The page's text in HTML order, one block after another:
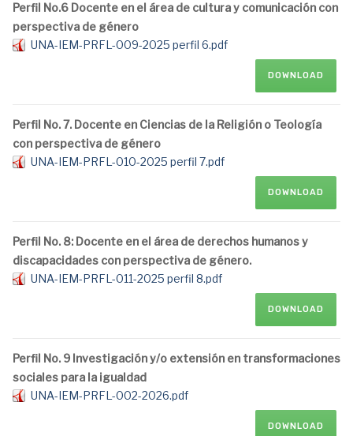
Perfil No.6 Docente en el área de cultura y comunicación con
perspectiva de género
UNA-IEM-PRFL-009-2025 perfil 6.pdf
DOWNLOAD
Perfil No. 7. Docente en Ciencias de la Religión o Teología
con perspectiva de género
UNA-IEM-PRFL-010-2025 perfil 7.pdf
DOWNLOAD
Perfil No. 8: Docente en el área de derechos humanos y
discapacidades con perspectiva de género.
UNA-IEM-PRFL-011-2025 perfil 8.pdf
DOWNLOAD
Perfil No. 9 Investigación y/o extensión en transformaciones
sociales para la igualdad
UNA-IEM-PRFL-002-2026.pdf
DOWNLOAD